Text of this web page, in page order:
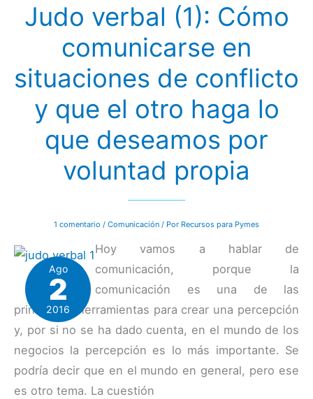
para
conseguir
que
otro
lo
que
Judo verbal (1): Cómo
comunicarse en
situaciones de conflicto
y que el otro haga lo
que deseamos por
voluntad propia
1 comentario / Comunicación / Por Recursos para Pymes
Ago
2
2016
Hoy vamos a hablar de
comunicación, porque la
comunicación es una de las
principales herramientas para crear una percepción
y, por si no se ha dado cuenta, en el mundo de los
negocios la percepción es lo más importante. Se
podría decir que en el mundo en general, pero ese
es otro tema. La cuestión